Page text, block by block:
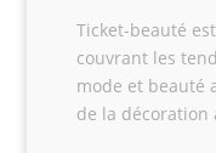
Ticket-beauté
couvrant les
mode et beauté
de la décoration